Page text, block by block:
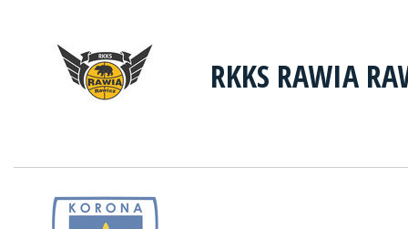
RKKS RAWIA